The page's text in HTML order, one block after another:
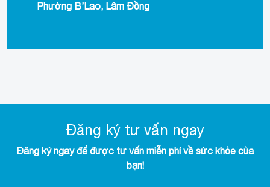
Phường B’Lao, Lâm Đồng
Đăng ký tư vấn ngay
Đăng ký ngay để được tư vấn miễn phí về sức khỏe của
bạn!